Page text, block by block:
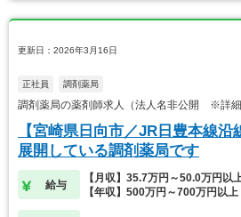
更新日：2026年3月16日
正社員 調剤薬局
調剤薬局の薬剤師求人（法人名非公開 ※詳細
【宮崎県日向市／JR日豊本線
展開している調剤薬局です
給与
【月収】35.7万円～50.0万円以
【年収】500万円～700万円以上